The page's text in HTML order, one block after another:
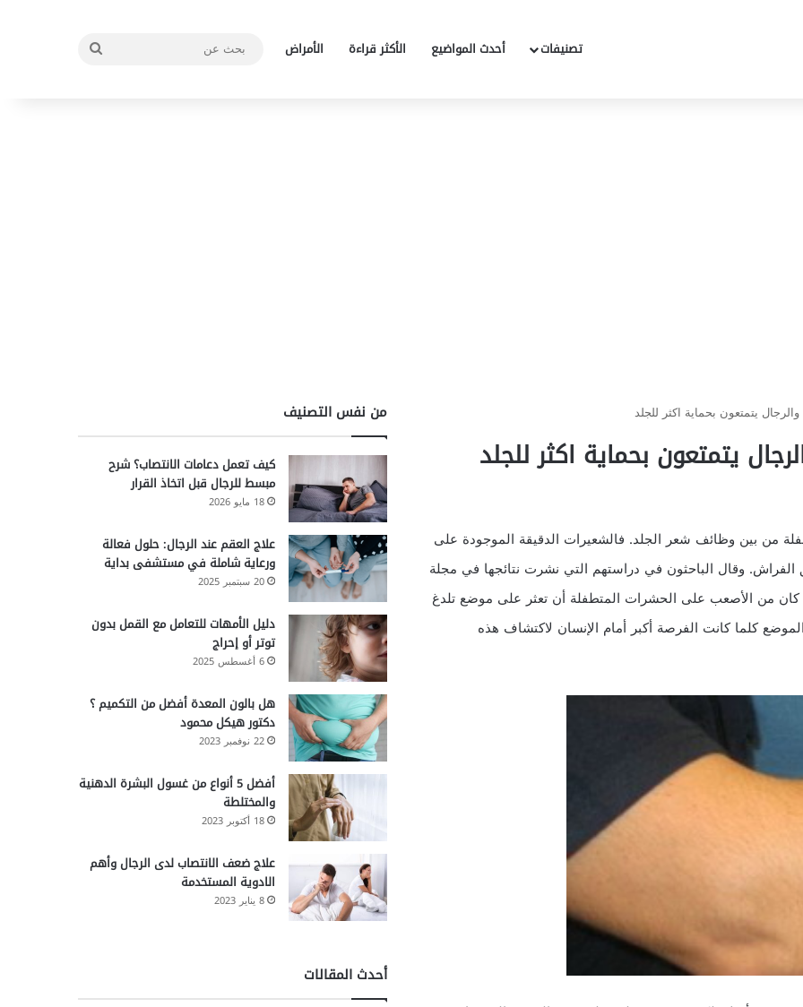
تصنيفات أحدث المواضيع الأكثر قراءة الأمراض
يتمتعون بحماية اكثر للجلد
يتمتعون بحماية اكثر للجلد
من بين وظائف شعر الجلد. فالشعيرات الدقيقة الموجودة على
وقال الباحثون في دراستهم التي نشرت نتائجها في مجلة
كان من الأصعب على الحشرات المتطفلة أن تعثر على موضع تلدغ
كلما كانت الفرصة أكبر أمام الإنسان لاكتشاف هذه
من نفس التصنيف
كيف تعمل دعامات الانتصاب؟ شرح
مبسط للرجال قبل اتخاذ القرار
18 مايو 2026
علاج العقم عند الرجال: حلول فعالة
ورعاية شاملة في مستشفى بداية
20 سبتمبر 2025
دليل الأمهات للتعامل مع القمل بدون
توتر أو إحراج
6 أغسطس 2025
هل بالون المعدة أفضل من التكميم ؟
دكتور هيكل محمود
22 نوفمبر 2023
أفضل 5 أنواع من غسول البشرة الدهنية
والمختلطة
18 أكتوبر 2023
علاج ضعف الانتصاب لدى الرجال وأهم
الادوية المستخدمة
8 يناير 2023
أحدث المقالات